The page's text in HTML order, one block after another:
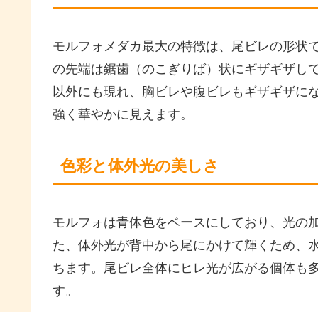
モルフォメダカ最大の特徴は、尾ビレの形状
の先端は鋸歯（のこぎりば）状にギザギザし
以外にも現れ、胸ビレや腹ビレもギザギザに
強く華やかに見えます。
色彩と体外光の美しさ
モルフォは青体色をベースにしており、光の
た、体外光が背中から尾にかけて輝くため、
ちます。尾ビレ全体にヒレ光が広がる個体も
す。